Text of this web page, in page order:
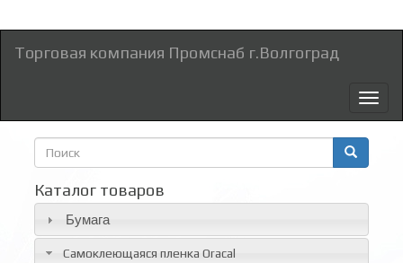
Торговая компания Промснаб г.Волгоград
Форма
поиска
Каталог товаров
Бумага
Самоклеющаяся пленка Oracal